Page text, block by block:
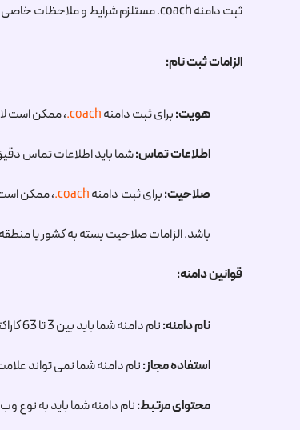
ثبت دامنه.coachمستلزم شرایط و ملاحظات خاصی
الزامات ثبت نام:
هویت:برای ثبت دامنه.coach، ممکن است
اطلاعات تماس:شما باید اطلاعات تماس
صلاحیت:برای ثبت دامنه.coach، ممکن
باشد. الزامات صلاحیت بسته به کشور یا
قوانین دامنه:
نام دامنه:نام دامنه شما باید بین 3 تا 63 کاراکتر داشته باشد و می تواند شامل حروف الفبا (a تا z)، اعداد (0 تا 9) و خط تیره (-) باشد. خط تیره نمی تواند در ابتدای یا انتهای نام دامنه استفاده شود.
استفاده مجاز:نام دامنه شما نمی تواند
محتوای مرتبط:نام دامنه شما باید به نوع